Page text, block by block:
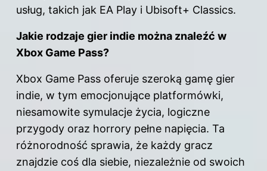
usług, takich jak EA Play i Ubisoft+ Classics.
Jakie rodzaje gier indie można znaleźć w
Xbox Game Pass?
Xbox Game Pass oferuje szeroką gamę gier
indie, w tym emocjonujące platformówki,
niesamowite symulacje życia, logiczne
przygody oraz horrory pełne napięcia. Ta
różnorodność sprawia, że każdy gracz
znajdzie coś dla siebie, niezależnie od swoich